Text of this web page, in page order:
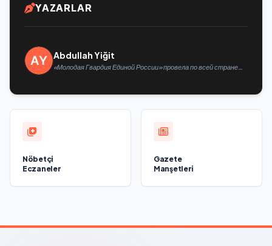
YAZARLAR
Abdullah Yiğit
«Молодая Гвардия Единой России» провела по всей стране
Nöbetçi
Eczaneler
Gazete
Manşetleri